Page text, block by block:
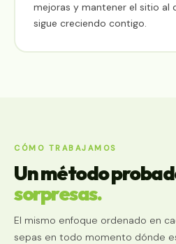
mejoras y mantener el sitio al
sigue creciendo contigo.
CÓMO TRABAJAMOS
Un método
sorpresas.
El mismo enfoque ordenado en
sepas en todo momento dónde